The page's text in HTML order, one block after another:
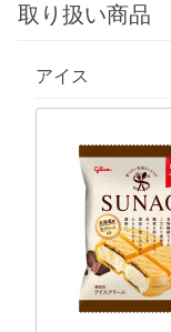
取り扱い商品
アイス